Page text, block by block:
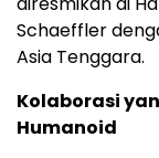
Schaeffler
Asia Tenggara.
Kolaborasi
Humanoid